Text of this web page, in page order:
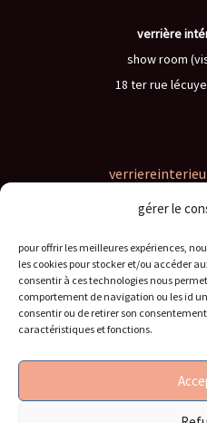
gérer le
pour offrir les meilleures expériences,
les cookies pour stocker et/ou accéder
consentir à ces technologies nous
comportement de navigation ou les id
consentir ou de retirer son
caractéristiques et fonctions.
verrière
show room
18 ter rue
06 62
conditions
politique de